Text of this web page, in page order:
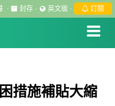
· 封存 · 英文版 · 訂閱
措施補貼大縮